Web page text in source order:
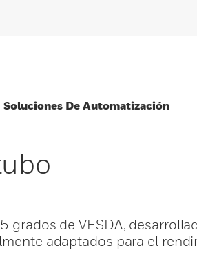
Soluciones De Automatización
grados de VESDA,
adaptados para el